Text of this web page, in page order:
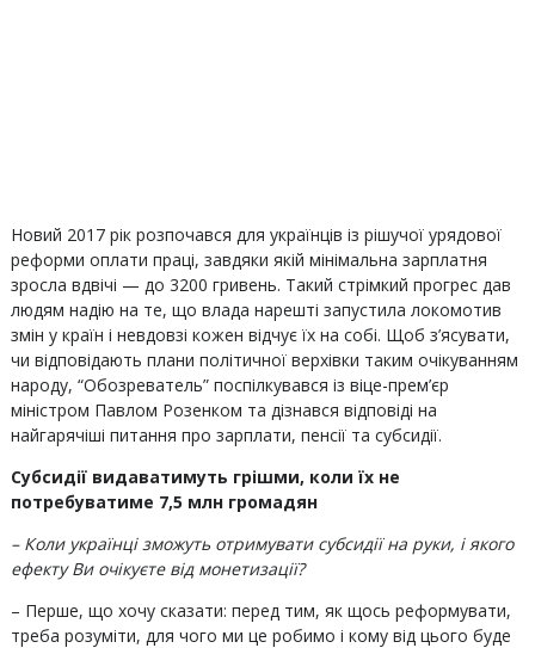
Новий 2017 рік розпочався для українців із рішучої урядової
реформи оплати праці, завдяки якій мінімальна зарплатня
зросла вдвічі — до 3200 гривень. Такий стрімкий прогрес дав
людям надію на те, що влада нарешті запустила локомотив
змін у країн і невдовзі кожен відчує їх на собі. Щоб з’ясувати,
чи відповідають плани політичної верхівки таким очікуванням
народу, “Обозреватель” поспілкувався із віце-прем’єр
міністром Павлом Розенком та дізнався відповіді на
найгарячіші питання про зарплати, пенсії та субсидії.
Субсидії видаватимуть грішми, коли їх не
потребуватиме 7,5 млн громадян
– Коли українці зможуть отримувати субсидії на руки, і якого
ефекту Ви очікуєте від монетизації?
– Перше, що хочу сказати: перед тим, як щось реформувати,
треба розуміти, для чого ми це робимо і кому від цього буде